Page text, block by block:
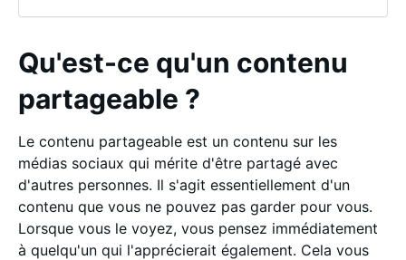
Qu'est-ce qu'un contenu
partageable ?
Le contenu partageable est un contenu sur les
médias sociaux qui mérite d'être partagé avec
d'autres personnes. Il s'agit essentiellement d'un
contenu que vous ne pouvez pas garder pour vous.
Lorsque vous le voyez, vous pensez immédiatement
à quelqu'un qui l'apprécierait également. Cela vous